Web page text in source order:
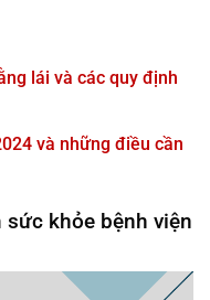
lái và các quy định
và những điều cần
khỏe bệnh viện